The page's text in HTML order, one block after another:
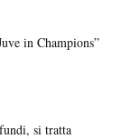
in Champions”
si tratta